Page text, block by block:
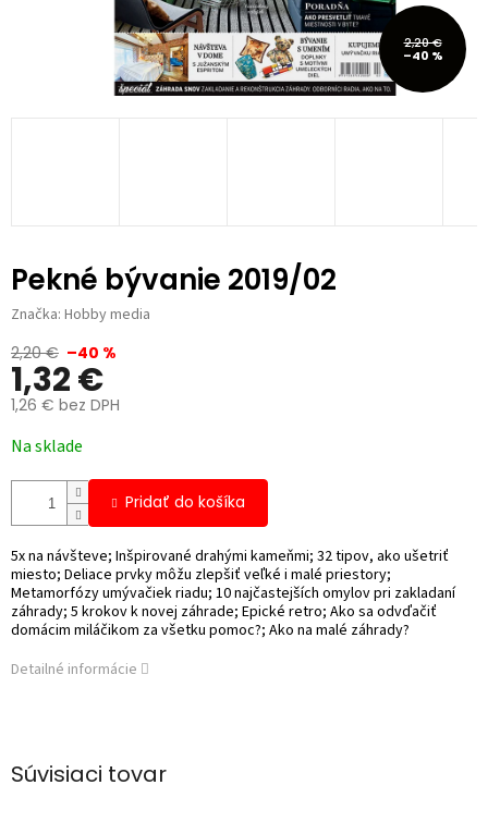
2,20 €
–40 %
Pekné bývanie 2019/02
Značka: Hobby media
2,20 € –40 %
1,32 €
1,26 € bez DPH
cena:
Na sklade
Pridať do košíka
5x na návšteve; Inšpirované drahými kameňmi; 32 tipov, ako ušetriť
miesto; Deliace prvky môžu zlepšiť veľké i malé priestory;
Metamorfózy umývačiek riadu; 10 najčastejších omylov pri zakladaní
záhrady; 5 krokov k novej záhrade; Epické retro; Ako sa odvďačiť
domácim miláčikom za všetku pomoc?; Ako na malé záhrady?
Detailné informácie
Súvisiaci tovar